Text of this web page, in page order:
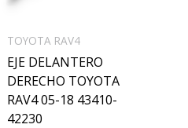
TOYOTA RAV4
EJE DELANTERO
DERECHO TOYOTA
RAV4 05-18 43410-
42230